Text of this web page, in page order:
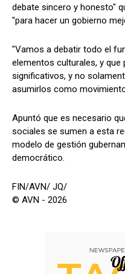
debate sincero y honesto"
"para hacer un gobierno
"Vamos a debatir todo el
elementos culturales, y
significativos, y no
asumirlos como
Apuntó que es necesario
sociales se sumen a esta
modelo de gestión
democrático.
FIN/AVN/ JQ/
© AVN - 2026